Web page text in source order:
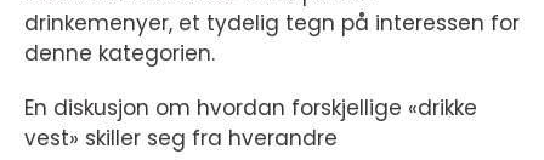
drinkemenyer, et tydelig tegn på interessen for
denne kategorien.
En diskusjon om hvordan forskjellige «drikke
vest» skiller seg fra hverandre